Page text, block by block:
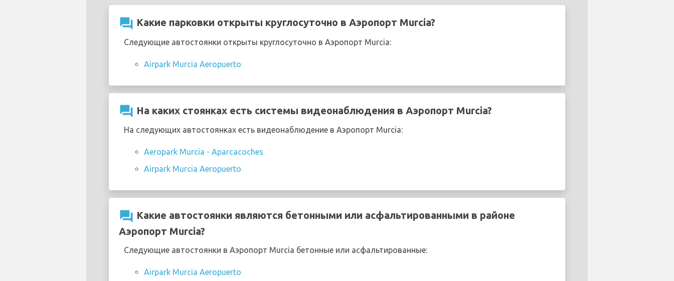
question_answer Какие парковки открыты круглосуточно в Аэропорт Murcia?
Следующие автостоянки открыты круглосуточно в Аэропорт Murcia:
Airpark Murcia Aeropuerto
question_answer На каких стоянках есть системы видеонаблюдения в Аэропорт Murcia?
На следующих автостоянках есть видеонаблюдение в Аэропорт Murcia:
Aeropark Murcia - Aparcacoches
Airpark Murcia Aeropuerto
question_answer Какие автостоянки являются бетонными или асфальтированными в районе
Аэропорт Murcia?
Следующие автостоянки в Аэропорт Murcia бетонные или асфальтированные:
Airpark Murcia Aeropuerto